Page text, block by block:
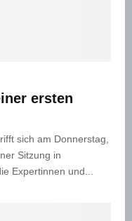
ersten
sich am Donnerstag,
Sitzung in
Expertinnen und...